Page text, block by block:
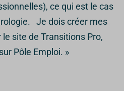
ce qui est le cas
Je dois créer mes
site de Transitions Pro,
Pôle Emploi. »